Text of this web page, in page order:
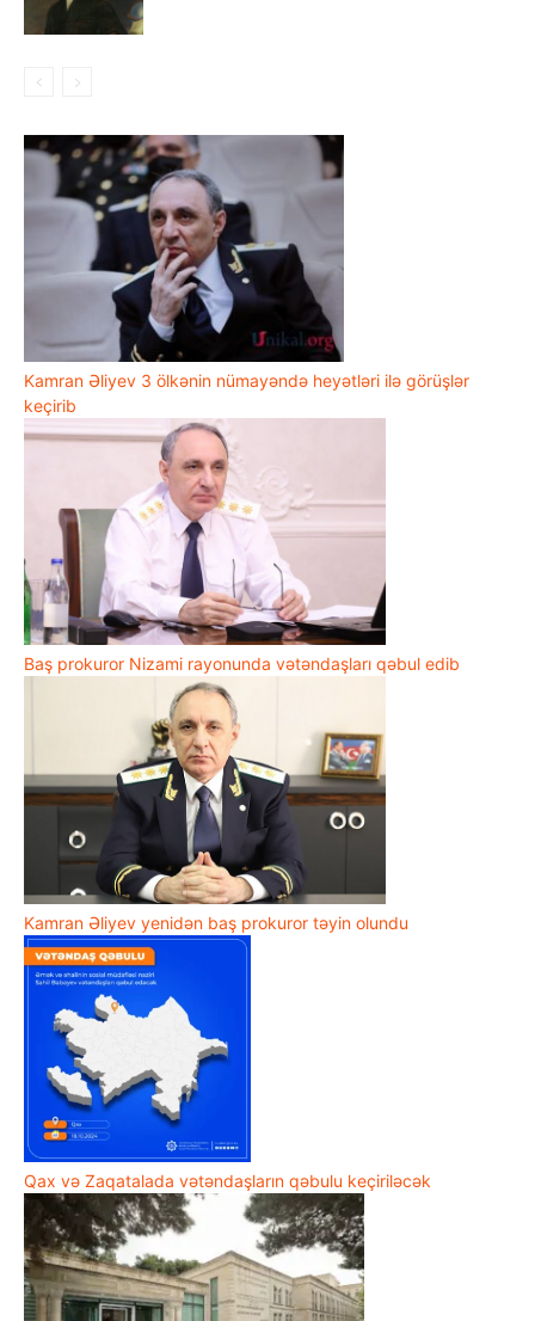
Kamran Əliyev 3 ölkənin nümayəndə heyətləri ilə görüşlər
keçirib
Baş prokuror Nizami rayonunda vətəndaşları qəbul edib
Kamran Əliyev yenidən baş prokuror təyin olundu
Qax və Zaqatalada vətəndaşların qəbulu keçiriləcək